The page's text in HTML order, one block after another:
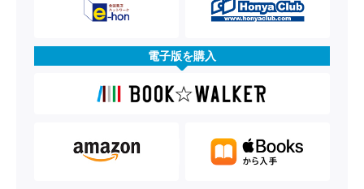
電子版を購入